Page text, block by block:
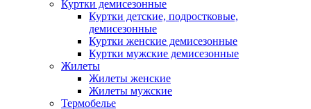
Куртки демисезонные
Куртки детские, подростковые,
демисезонные
Куртки женские демисезонные
Куртки мужские демисезонные
Жилеты
Жилеты женские
Жилеты мужские
Термобелье